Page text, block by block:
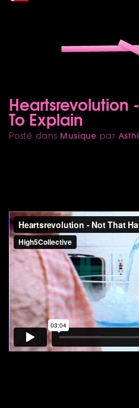
Heartsrevolution
To Explain
Posté dans Musique par